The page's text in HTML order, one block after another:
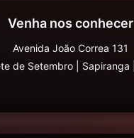
Venha nos conhecer
Avenida João Correa 131
de Setembro
Sapiranga